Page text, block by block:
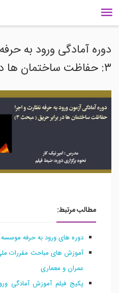
دوره آمادگی ورود به
۳: حفاظت ساختمان ها در برابر حریق
مطالب مرتبط:
دوره های ورود به حرفه موسسه ۸۰۸
آموزش های مباحث مقررات
عمران و معماری
پکیج فیلم آموزش آمادگی